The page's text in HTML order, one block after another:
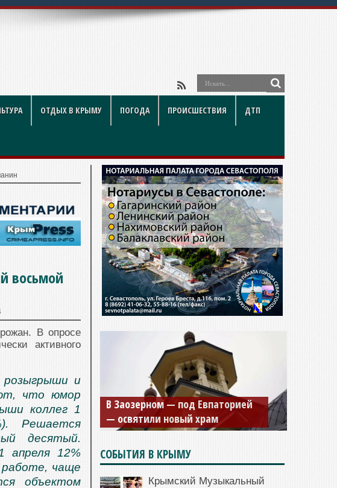
ОТДЫХ В КРЫМУ ПОГОДА ПРОИСШЕСТВИЯ ДТП
восьмой
В опросе
активного
розыгрыши и
что юмор
коллег 1
Решается
десятый.
апреля 12%
чаще
объектом
В Заозерном — под Евпаторией
— освятили новый храм
Мужской монастырь Косьмы и
Дамиана в Крыму вновь открыт
для посещения
СОБЫТИЯ В КРЫМУ
Крымский Музыкальный